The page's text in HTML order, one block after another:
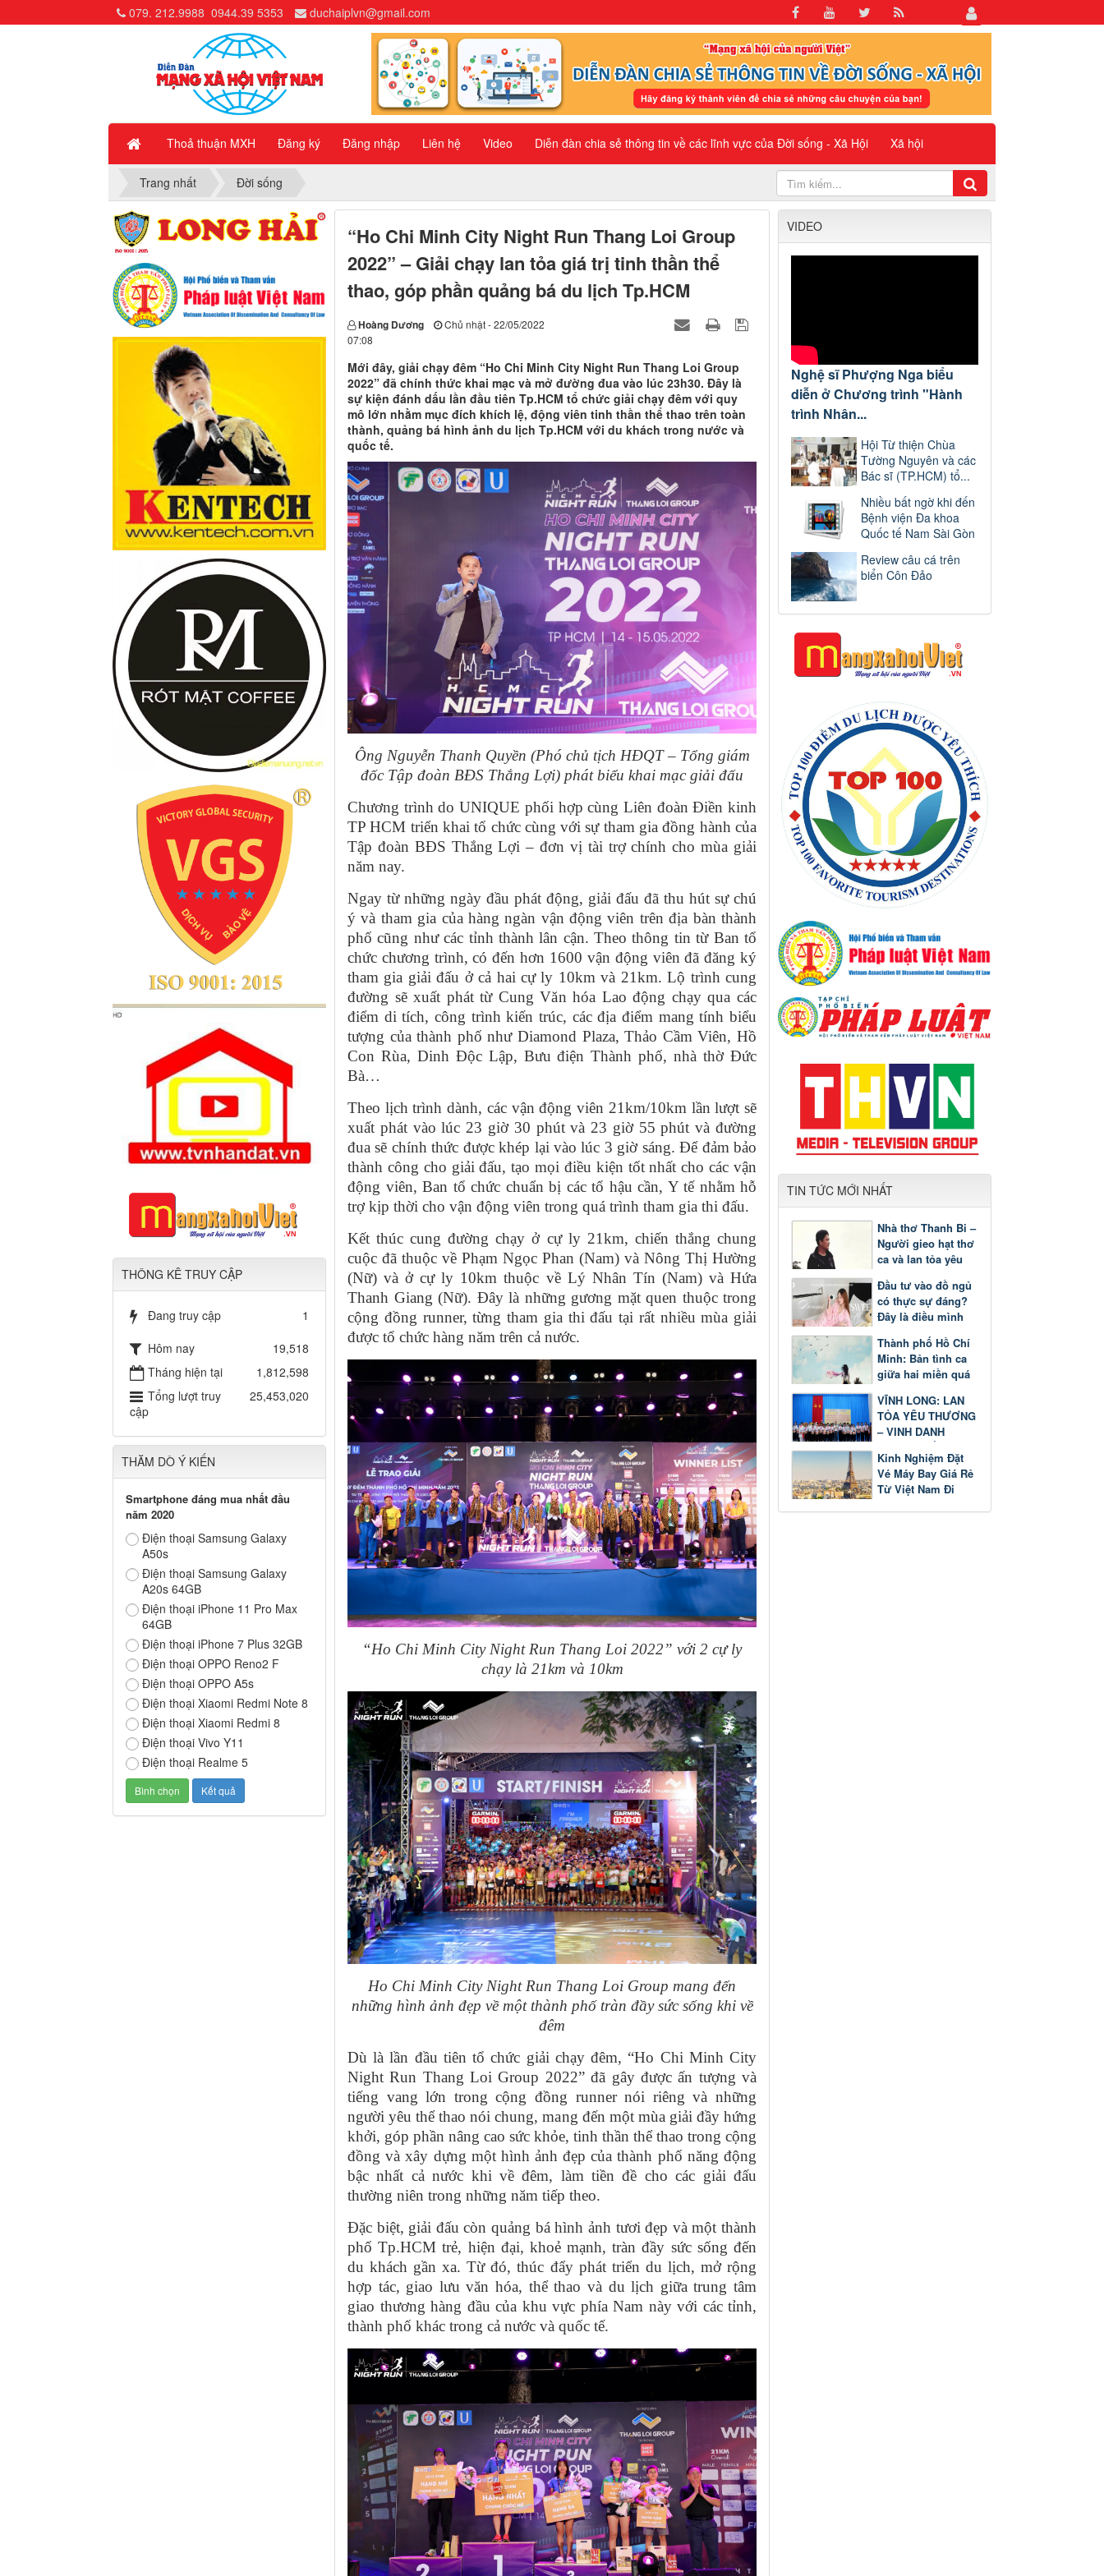
Thoả thuận MXH Đăng ký Đăng nhập Liên hệ Video Diễn đàn chia sẻ thông tin về các lĩnh vực của Đời sống - Xã Hội Xã hội
079. 212.9988 0944.39 5353 duchaiplvn@gmail.com
Trang nhất Đời sống
“Ho Chi Minh City Night Run Thang Loi Group
2022” – Giải chạy lan tỏa giá trị tinh thần thể
thao, góp phần quảng bá du lịch Tp.HCM
Hoàng Dương
Chủ nhật - 22/05/2022
07:08
Mới đây, giải chạy đêm “Ho Chi Minh City Night Run Thang Loi Group
2022” đã chính thức khai mạc và mở đường đua vào lúc 23h30. Đây là
sự kiện đánh dấu lần đầu tiên Tp.HCM tổ chức giải chạy đêm với quy
mô lớn nhằm mục đích khích lệ, động viên tinh thần thể thao trên toàn
thành, quảng bá hình ảnh du lịch Tp.HCM với du khách trong nước và
quốc tế.
Ông Nguyễn Thanh Quyền (Phó chủ tịch HĐQT – Tổng giám
đốc Tập đoàn BĐS Thắng Lợi) phát biểu khai mạc giải đấu
Chương trình do UNIQUE phối hợp cùng Liên đoàn Điền kinh
TP HCM triển khai tổ chức cùng với sự tham gia đồng hành của
Tập đoàn BĐS Thắng Lợi – đơn vị tài trợ chính cho mùa giải
năm nay.
Ngay từ những ngày đầu phát động, giải đấu đã thu hút sự chú
ý và tham gia của hàng ngàn vận động viên trên địa bàn thành
phố cũng như các tỉnh thành lân cận. Theo thông tin từ Ban tổ
chức chương trình, có đến hơn 1600 vận động viên đã đăng ký
tham gia giải đấu ở cả hai cự ly 10km và 21km. Lộ trình cung
đường sẽ xuất phát từ Cung Văn hóa Lao động chạy qua các
điểm di tích, công trình kiến trúc, các địa điểm mang tính biểu
tượng của thành phố như Diamond Plaza, Thảo Cầm Viên, Hồ
Con Rùa, Dinh Độc Lập, Bưu điện Thành phố, nhà thờ Đức
Bà…
Theo lịch trình dành, các vận động viên 21km/10km lần lượt sẽ
xuất phát vào lúc 23 giờ 30 phút và 23 giờ 55 phút và đường
đua sẽ chính thức được khép lại vào lúc 3 giờ sáng. Để đảm bảo
thành công cho giải đấu, tạo mọi điều kiện tốt nhất cho các vận
động viên, Ban tổ chức chuẩn bị các tổ hậu cần, Y tế nhằm hỗ
trợ kịp thời cho vận động viên trong quá trình tham gia thi đấu.
Kết thúc cung đường chạy ở cự ly 21km, chiến thắng chung
cuộc đã thuộc về Phạm Ngọc Phan (Nam) và Nông Thị Hường
(Nữ) và ở cự ly 10km thuộc về Lý Nhân Tín (Nam) và Hứa
Thanh Giang (Nữ). Đây là những gương mặt quen thuộc trong
cộng đồng runner, từng tham gia thi đấu tại rất nhiều mùa giải
được tổ chức hàng năm trên cả nước.
“Ho Chi Minh City Night Run Thang Loi 2022” với 2 cự ly
chạy là 21km và 10km
Ho Chi Minh City Night Run Thang Loi Group mang đến
những hình ảnh đẹp về một thành phố tràn đầy sức sống khi về
đêm
Dù là lần đầu tiên tổ chức giải chạy đêm, “Ho Chi Minh City
Night Run Thang Loi Group 2022” đã gây được ấn tượng và
tiếng vang lớn trong cộng đồng runner nói riêng và những
người yêu thể thao nói chung, mang đến một mùa giải đầy hứng
khởi, góp phần nâng cao sức khỏe, tinh thần thể thao trong cộng
đồng và xây dựng một hình ảnh đẹp của thành phố năng động
bậc nhất cả nước khi về đêm, làm tiền đề cho các giải đấu
thường niên trong những năm tiếp theo.
Đặc biệt, giải đấu còn quảng bá hình ảnh tươi đẹp và một thành
phố Tp.HCM trẻ, hiện đại, khoẻ mạnh, tràn đầy sức sống đến
du khách gần xa. Từ đó, thúc đẩy phát triển du lịch, mở rộng
hợp tác, giao lưu văn hóa, thể thao và du lịch giữa trung tâm
giao thương hàng đầu của khu vực phía Nam này với các tỉnh,
thành phố khác trong cả nước và quốc tế.
VIDEO
Nghệ sĩ Phượng Nga biểu
diễn ở Chương trình "Hành
trình Nhân...
Hội Từ thiện Chùa
Tường Nguyên và các
Bác sĩ (TP.HCM) tổ...
Nhiều bất ngờ khi đến
Bệnh viện Đa khoa
Quốc tế Nam Sài Gòn
Review câu cá trên
biển Côn Đảo
TIN TỨC MỚI NHẤT
Nhà thơ Thanh Bi –
Người gieo hạt thơ
ca và lan tỏa yêu
Đầu tư vào đồ ngủ
có thực sự đáng?
Đây là điều mình
thời gian
Thành phố Hồ Chí
Minh: Bản tình ca
giữa hai miền quá
VĨNH LONG: LAN
TỎA YÊU THƯƠNG
– VINH DANH
GƯƠNG SÁNG
HỌC TẬP
Kinh Nghiệm Đặt
Vé Máy Bay Giá Rẻ
Từ Việt Nam Đi
THÔNG KÊ TRUY CẬP
Đang truy cập
1
Hôm nay
19,518
Tháng hiện tại
1,812,598
Tổng lượt truy
cập
25,453,020
THĂM DÒ Ý KIẾN
Smartphone đáng mua nhất đầu
năm 2020
Điện thoại Samsung Galaxy
A50s
Điện thoại Samsung Galaxy
A20s 64GB
Điện thoại iPhone 11 Pro Max
64GB
Điện thoại iPhone 7 Plus 32GB
Điện thoại OPPO Reno2 F
Điện thoại OPPO A5s
Điện thoại Xiaomi Redmi Note 8
Điện thoại Xiaomi Redmi 8
Điện thoại Vivo Y11
Điện thoại Realme 5